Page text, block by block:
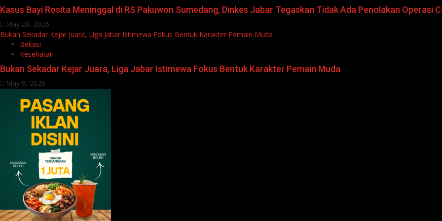
Kasus Bayi Rosita Meninggal di RS Pakuwon Sumedang, Dinkes Jabar Tegaskan Tidak Ada Penolakan Operasi
May 28, 2026
Bukan Sekadar Kejar Juara, Liga Jabar Istimewa Fokus Bentuk Karakter Pemain Muda
Bekasi
Kesehatan
Bukan Sekadar Kejar Juara, Liga Jabar Istimewa Fokus Bentuk Karakter Pemain Muda
May 9, 2026